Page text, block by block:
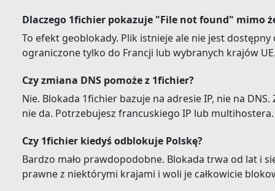
Dlaczego 1fichier pokazuje "File not found" mimo
To efekt geoblokady. Plik istnieje ale nie jest
ograniczone tylko do Francji lub wybranych krajów
Czy zmiana DNS pomoże z 1fichier?
Nie. Blokada 1fichier bazuje na adresie IP, nie na DNS.
nie da. Potrzebujesz francuskiego IP lub multihostera.
Czy 1fichier kiedyś odblokuje Polskę?
Bardzo mało prawdopodobne. Blokada trwa od lat i
prawne z niektórymi krajami i woli je całkowicie